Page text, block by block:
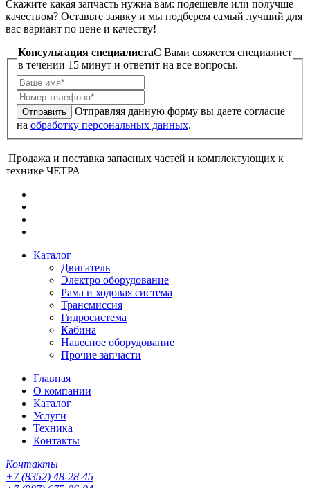
Скажите какая запчасть нужна вам: подешевле или получше
качеством? Оставьте заявку и мы подберем самый лучший для
вас вариант по цене и качеству!
Консультация специалистаC Вами свяжется специалист
в течении 15 минут и ответит на все вопросы.
Отправить
Отправляя данную форму вы даете согласие
на обработку персональных данных.
Продажа и поставка запасных частей и комплектующих к
технике ЧЕТРА
Каталог
Двигатель
Электро оборудование
Рама и ходовая система
Трансмиссия
Гидросистема
Кабина
Навесное оборудование
Прочие запчасти
Главная
О компании
Каталог
Услуги
Техника
Контакты
Контакты
+7 (8352) 48-28-45